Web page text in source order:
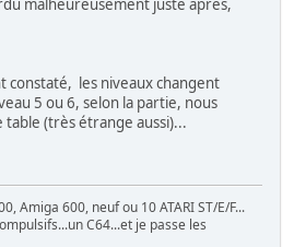
malheureusement juste après,
constaté, les niveaux changent
5 ou 6, selon la partie, nous
table (très étrange aussi)...
Amiga 600, neuf ou 10 ATARI ST/E/F...
C64...et je passe les